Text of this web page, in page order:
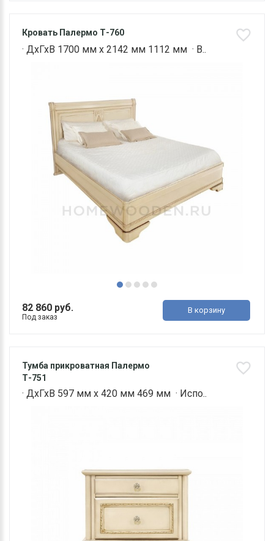
Кровать Палермо Т-760
· ДхГхВ 1700 мм х 2142 мм 1112 мм · В..
82 860 руб.
Под заказ
В корзину
Тумба прикроватная Палермо
Т-751
· ДхГхВ 597 мм х 420 мм 469 мм · Испо..